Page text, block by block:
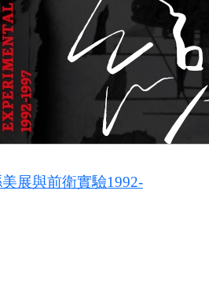
展與前衛實驗1992-